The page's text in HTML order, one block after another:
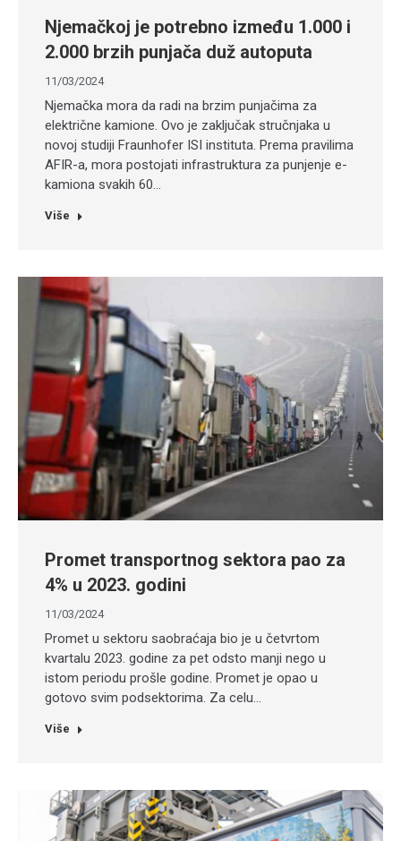
Njemačkoj je potrebno između 1.000 i
2.000 brzih punjača duž autoputa
11/03/2024
Njemačka mora da radi na brzim punjačima za
električne kamione. Ovo je zaključak stručnjaka u
novoj studiji Fraunhofer ISI instituta. Prema pravilima
AFIR-a, mora postojati infrastruktura za punjenje e-
kamiona svakih 60…
Više
Promet transportnog sektora pao za
4% u 2023. godini
11/03/2024
Promet u sektoru saobraćaja bio je u četvrtom
kvartalu 2023. godine za pet odsto manji nego u
istom periodu prošle godine. Promet je opao u
gotovo svim podsektorima. Za celu…
Više